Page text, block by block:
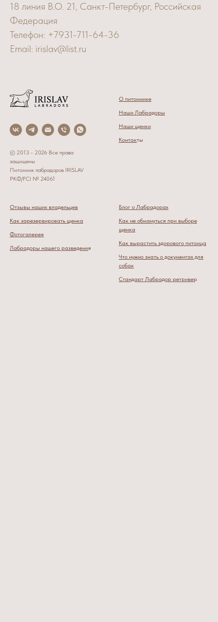
18 линия В.О. 21, Санкт-Петербург, Российская
Федерация
Телефон: +7931-711-64-36
Email: irislav@list.ru
© 2013 - 2026 Все права
защищены
Питомник лабрадоров IRISLAV
РКФ/FCI № 24061
О питомнике
Наши Лабрадоры
Наши щенки
Контакты
Отзывы наших владельцев
Как зарезервировать щенка
Фотогалерея
Лабрадоры нашего разведения
Блог о Лабрадорах
Как не обмануться при выборе
щенка
Как вырастить здорового питомца
Что нужно знать о документах для
собак
Стандарт Лабрадор ретривер